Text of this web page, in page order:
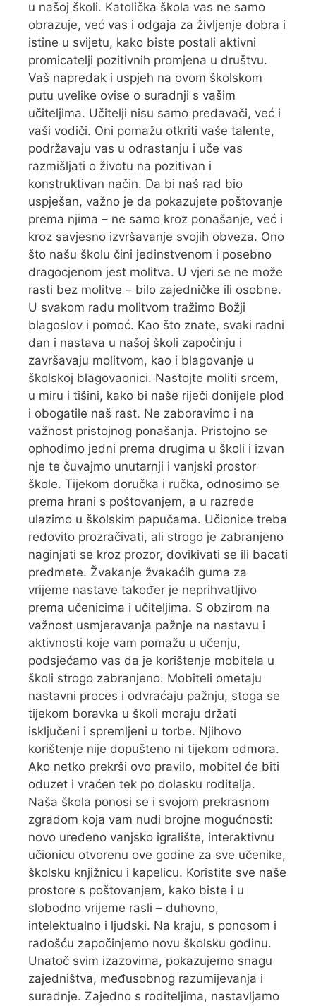
u našoj školi. Katolička škola vas ne samo
obrazuje, već vas i odgaja za življenje dobra i
istine u svijetu, kako biste postali aktivni
promicatelji pozitivnih promjena u društvu.
Vaš napredak i uspjeh na ovom školskom
putu uvelike ovise o suradnji s vašim
učiteljima. Učitelji nisu samo predavači, već i
vaši vodiči. Oni pomažu otkriti vaše talente,
podržavaju vas u odrastanju i uče vas
razmišljati o životu na pozitivan i
konstruktivan način. Da bi naš rad bio
uspješan, važno je da pokazujete poštovanje
prema njima – ne samo kroz ponašanje, već i
kroz savjesno izvršavanje svojih obveza. Ono
što našu školu čini jedinstvenom i posebno
dragocjenom jest molitva. U vjeri se ne može
rasti bez molitve – bilo zajedničke ili osobne.
U svakom radu molitvom tražimo Božji
blagoslov i pomoć. Kao što znate, svaki radni
dan i nastava u našoj školi započinju i
završavaju molitvom, kao i blagovanje u
školskoj blagovaonici. Nastojte moliti srcem,
u miru i tišini, kako bi naše riječi donijele plod
i obogatile naš rast. Ne zaboravimo i na
važnost pristojnog ponašanja. Pristojno se
ophodimo jedni prema drugima u školi i izvan
nje te čuvajmo unutarnji i vanjski prostor
škole. Tijekom doručka i ručka, odnosimo se
prema hrani s poštovanjem, a u razrede
ulazimo u školskim papučama. Učionice treba
redovito prozračivati, ali strogo je zabranjeno
naginjati se kroz prozor, dovikivati se ili bacati
predmete. Žvakanje žvakaćih guma za
vrijeme nastave također je neprihvatljivo
prema učenicima i učiteljima. S obzirom na
važnost usmjeravanja pažnje na nastavu i
aktivnosti koje vam pomažu u učenju,
podsjećamo vas da je korištenje mobitela u
školi strogo zabranjeno. Mobiteli ometaju
nastavni proces i odvraćaju pažnju, stoga se
tijekom boravka u školi moraju držati
isključeni i spremljeni u torbe. Njihovo
korištenje nije dopušteno ni tijekom odmora.
Ako netko prekrši ovo pravilo, mobitel će biti
oduzet i vraćen tek po dolasku roditelja.
Naša škola ponosi se i svojom prekrasnom
zgradom koja vam nudi brojne mogućnosti:
novo uređeno vanjsko igralište, interaktivnu
učionicu otvorenu ove godine za sve učenike,
školsku knjižnicu i kapelicu. Koristite sve naše
prostore s poštovanjem, kako biste i u
slobodno vrijeme rasli – duhovno,
intelektualno i ljudski. Na kraju, s ponosom i
radošću započinjemo novu školsku godinu.
Unatoč svim izazovima, pokazujemo snagu
zajedništva, međusobnog razumijevanja i
suradnje. Zajedno s roditeljima, nastavljamo